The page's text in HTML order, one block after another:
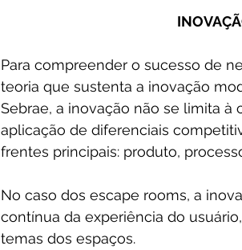
Para compreender o sucesso de
teoria que sustenta a inovação
Sebrae, a inovação não se limita
aplicação de diferenciais
frentes principais: produto,
No caso dos escape rooms, a
contínua da experiência do
temas dos espaços.